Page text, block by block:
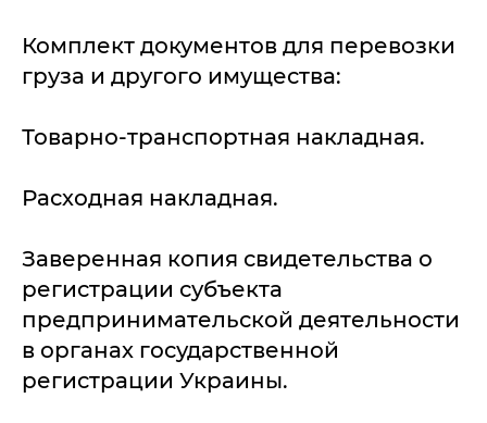
Комплект документов для перевозки
груза и другого имущества:
Товарно-транспортная накладная.
Расходная накладная.
Заверенная копия свидетельства о
регистрации субъекта
предпринимательской деятельности
в органах государственной
регистрации Украины.